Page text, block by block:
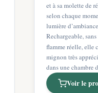
et à sa molette de
selon chaque
lumière
Rechargeable,
flamme réelle, elle
mignon très
dans une chambre
Voir le